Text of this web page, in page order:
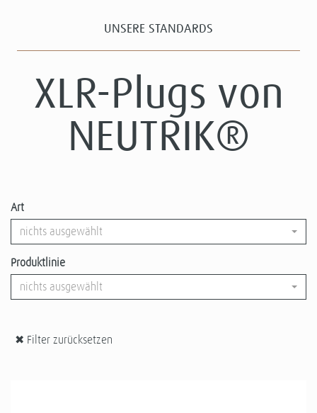
UNSERE STANDARDS
XLR-Plugs von
NEUTRIK®
Art
nichts ausgewählt
Produktlinie
nichts ausgewählt
✖ Filter zurücksetzen